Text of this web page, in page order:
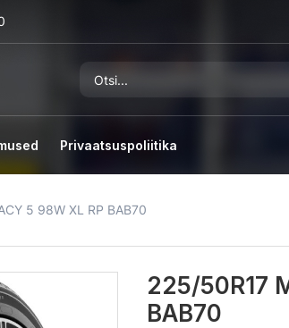
Privaatsuspoliitika
5 98W XL RP BAB70
225/50R17
BAB70